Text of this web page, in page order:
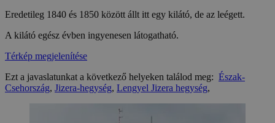
Eredetileg 1840 és 1850 között állt itt egy kilátó, de az leégett.
A kilátó egész évben ingyenesen látogatható.
Térkép megjelenítése
Ezt a javaslatunkat a következő helyeken találod meg: Észak-
Csehország, Jizera-hegység, Lengyel Jizera hegység,